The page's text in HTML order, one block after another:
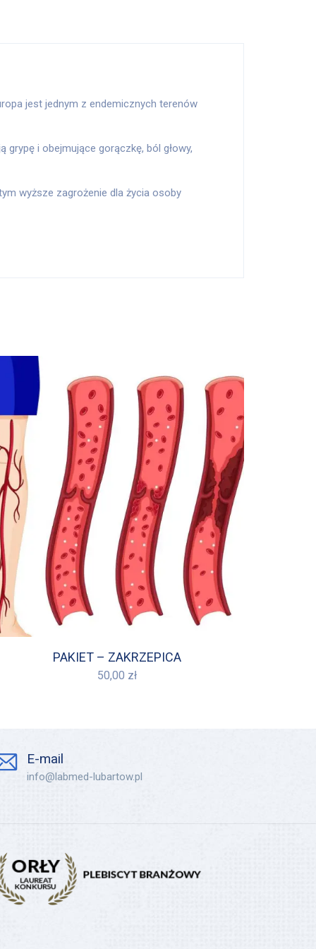
jest jednym z endemicznych terenów
i obejmujące gorączkę, ból głowy,
wyższe zagrożenie dla życia osoby
PAKIET – ZAKRZEPICA
50,00 zł
E-mail
info@labmed-lubartow.pl